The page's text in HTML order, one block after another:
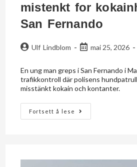
mistenkt for
San Fernando
Ulf Lindblom mai 25, 2026
En ung man greps i San Fernando i
trafikkontroll där polisens
misstänkt kokain och kontanter.
Fortsett å lese